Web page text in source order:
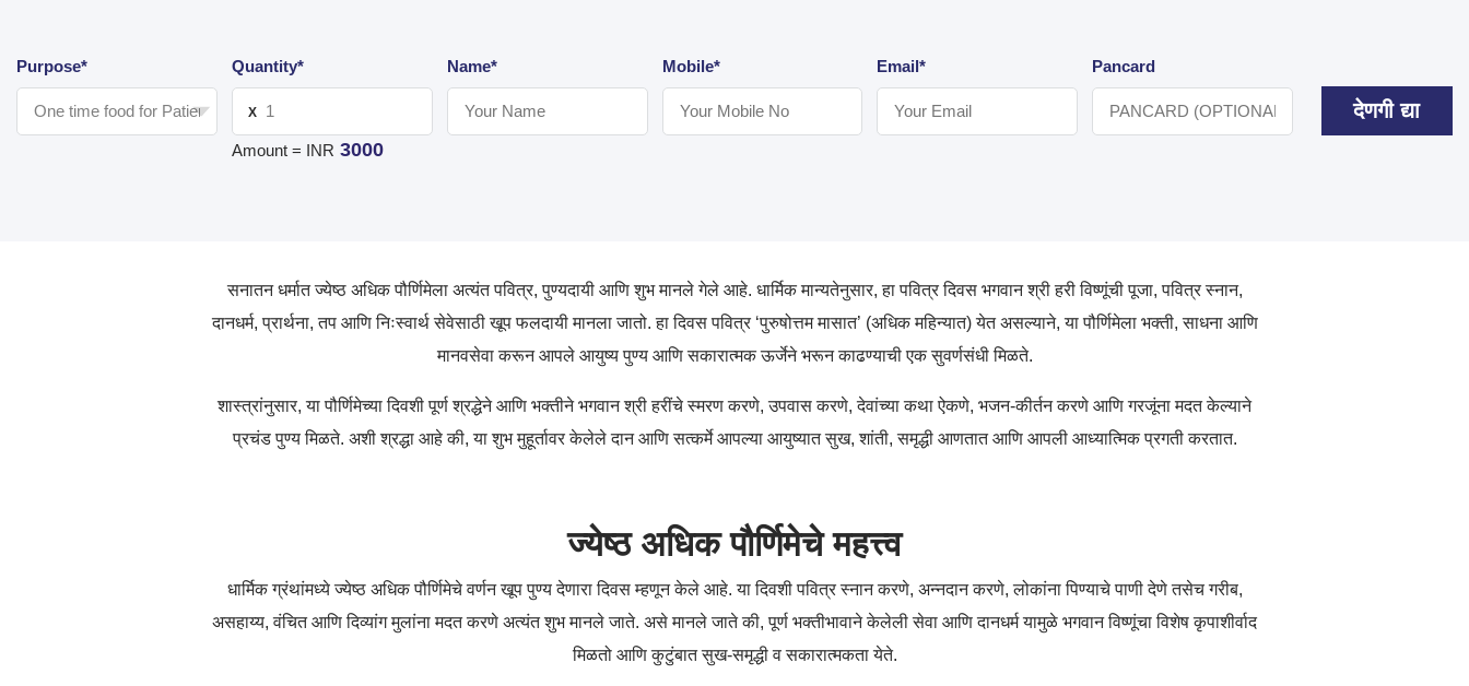
Purpose* Quantity*
X
Amount = INR 3000
Name* Mobile* Email* Pancard
देणगी द्या
सनातन धर्मात ज्येष्ठ अधिक पौर्णिमेला अत्यंत पवित्र, पुण्यदायी आणि शुभ मानले गेले आहे. धार्मिक मान्यतेनुसार, हा पवित्र दिवस भगवान श्री हरी विष्णूंची पूजा, पवित्र स्नान,
दानधर्म, प्रार्थना, तप आणि निःस्वार्थ सेवेसाठी खूप फलदायी मानला जातो. हा दिवस पवित्र ‘पुरुषोत्तम मासात’ (अधिक महिन्यात) येत असल्याने, या पौर्णिमेला भक्ती, साधना आणि
मानवसेवा करून आपले आयुष्य पुण्य आणि सकारात्मक ऊर्जेने भरून काढण्याची एक सुवर्णसंधी मिळते.
शास्त्रांनुसार, या पौर्णिमेच्या दिवशी पूर्ण श्रद्धेने आणि भक्तीने भगवान श्री हरींचे स्मरण करणे, उपवास करणे, देवांच्या कथा ऐकणे, भजन-कीर्तन करणे आणि गरजूंना मदत केल्याने
प्रचंड पुण्य मिळते. अशी श्रद्धा आहे की, या शुभ मुहूर्तावर केलेले दान आणि सत्कर्मे आपल्या आयुष्यात सुख, शांती, समृद्धी आणतात आणि आपली आध्यात्मिक प्रगती करतात.
ज्येष्ठ अधिक पौर्णिमेचे महत्त्व
धार्मिक ग्रंथांमध्ये ज्येष्ठ अधिक पौर्णिमेचे वर्णन खूप पुण्य देणारा दिवस म्हणून केले आहे. या दिवशी पवित्र स्नान करणे, अन्नदान करणे, लोकांना पिण्याचे पाणी देणे तसेच गरीब,
असहाय्य, वंचित आणि दिव्यांग मुलांना मदत करणे अत्यंत शुभ मानले जाते. असे मानले जाते की, पूर्ण भक्तीभावाने केलेली सेवा आणि दानधर्म यामुळे भगवान विष्णूंचा विशेष कृपाशीर्वाद
मिळतो आणि कुटुंबात सुख-समृद्धी व सकारात्मकता येते.